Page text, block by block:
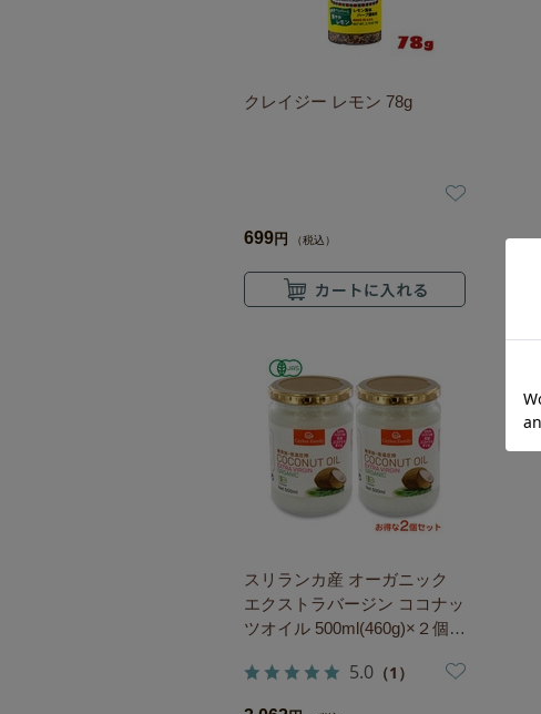
クレイジー レモン 78g
699 円 （税込）
スリランカ産 オーガニック
エクストラバージン ココナッ
ツオイル 500ml(460g)×２個セ
5.0 （1）